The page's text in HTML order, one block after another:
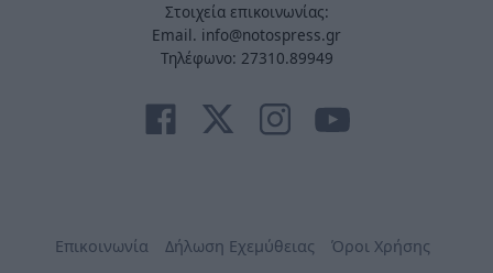
Στοιχεία επικοινωνίας:
Email. info@notospress.gr
Τηλέφωνο: 27310.89949
Επικοινωνία Δήλωση Εχεμύθειας Όροι Χρήσης